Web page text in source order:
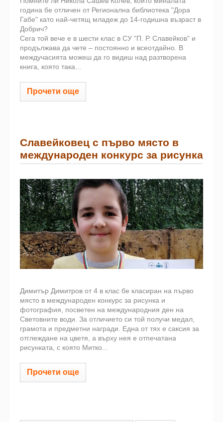
година бе отличен от Регионална библиотека "Дора
Габе" като най-четящ младеж до 14-годишна възраст в
Добрич?
Сега той вече е в шести клас в СУ "П. Р. Славейков" и
продължава да чете – постоянно и всеотдайно. В
междучасията можеш да го видиш над разтворена
книга, която така...
Прочети още
Славейковец с първо място в
международен конкурс за рисунка
Димитър Димитров от 4 в клас бе класиран на първо
място в международен конкурс за рисунка и
фотография, посветен на международния ден на
Световните води. За отличието си той получи медал,
грамота и предметни награди. Една от тях е саксия за
отглеждане на цветя, а върху нея е отпечатана
рисунката, с която Митко...
Прочети още